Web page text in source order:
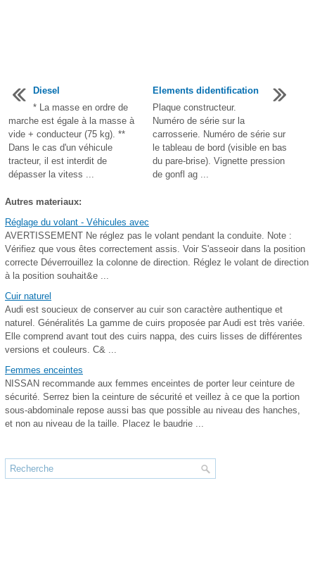
Diesel
* La masse en ordre de
marche est égale à la masse à
vide + conducteur (75 kg). **
Dans le cas d'un véhicule
tracteur, il est interdit de
dépasser la vitess ...
Elements didentification
Plaque constructeur.
Numéro de série sur la
carrosserie. Numéro de série sur
le tableau de bord (visible en bas
du pare-brise). Vignette pression
de gonfl ag ...
Autres materiaux:
Réglage du volant - Véhicules avec
AVERTISSEMENT Ne réglez pas le volant pendant la conduite. Note :
Vérifiez que vous êtes correctement assis. Voir S'asseoir dans la position
correcte Déverrouillez la colonne de direction. Réglez le volant de direction
à la position souhait&e ...
Cuir naturel
Audi est soucieux de conserver au cuir son caractère authentique et
naturel. Généralités La gamme de cuirs proposée par Audi est très variée.
Elle comprend avant tout des cuirs nappa, des cuirs lisses de différentes
versions et couleurs. C& ...
Femmes enceintes
NISSAN recommande aux femmes enceintes de porter leur ceinture de
sécurité. Serrez bien la ceinture de sécurité et veillez à ce que la portion
sous-abdominale repose aussi bas que possible au niveau des hanches,
et non au niveau de la taille. Placez le baudrie ...